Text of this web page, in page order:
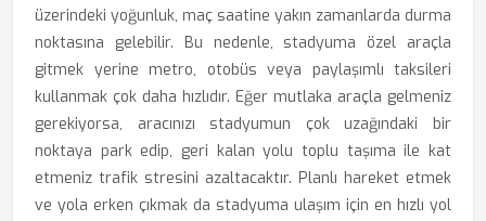
üzerindeki yoğunluk, maç saatine yakın zamanlarda durma
noktasına gelebilir. Bu nedenle, stadyuma özel araçla
gitmek yerine metro, otobüs veya paylaşımlı taksileri
kullanmak çok daha hızlıdır. Eğer mutlaka araçla gelmeniz
gerekiyorsa, aracınızı stadyumun çok uzağındaki bir
noktaya park edip, geri kalan yolu toplu taşıma ile kat
etmeniz trafik stresini azaltacaktır. Planlı hareket etmek
ve yola erken çıkmak da stadyuma ulaşım için en hızlı yol